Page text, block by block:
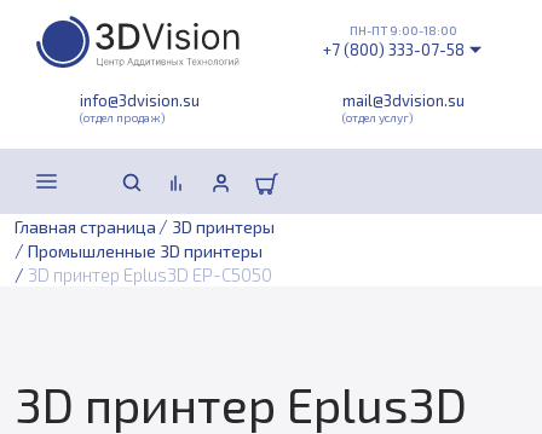
info@3dvision.su
(отдел продаж)
mail@3dvision.su
(отдел услуг)
ПН-ПТ 9:00-18:00
+7 (800) 333-07-58
Главная страница / 3D принтеры
/ Промышленные 3D принтеры
/ 3D принтер Eplus3D EP-C5050
3D принтер Eplus3D